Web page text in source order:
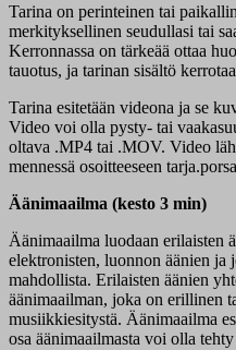
Tarina on perinteinen tai
merkityksellinen seudullasi tai
Kerronnassa on tärkeää ottaa
tauotus, ja tarinan sisältö
Tarina esitetään videona ja se
Video voi olla pysty- tai
oltava .MP4 tai .MOV. Video
mennessä osoitteeseen
Äänimaailma (kesto 3 min)
Äänimaailma luodaan erilaisten
elektronisten, luonnon äänien ja
mahdollista. Erilaisten äänien
äänimaailman, joka on erillinen
musiikkiesitystä. Äänimaailma
osa äänimaailmasta voi olla